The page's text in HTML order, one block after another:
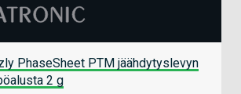
PhaseSheet PTM jäähdytyslevyn
2 g